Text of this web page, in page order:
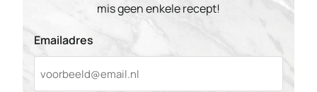
mis geen enkele recept!
Emailadres